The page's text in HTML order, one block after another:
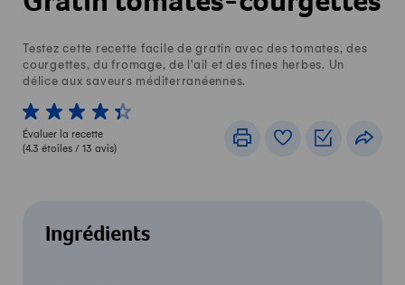
Testez cette recette facile de gratin avec des tomates, des
courgettes, du fromage, de l'ail et des fines herbes. Un
délice aux saveurs méditerranéennes.
1 von 5 étoiles
2 von 5 étoiles
3 von 5 étoiles
4 von 5 étoiles
5 von 5 étoiles
Évaluer la recette
(4.3 étoiles / 13 avis)
ImprimerLivre de recettes
Listes de
Ingrédients